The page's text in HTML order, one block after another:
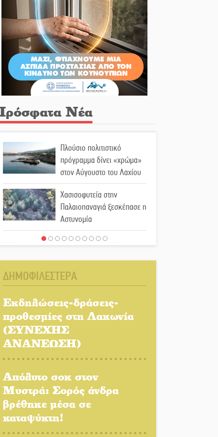
Νέα
Πλούσιο πολιτιστικό
πρόγραμμα δίνει «χρώμα»
στον Αύγουστο του Λαχίου
Χασισοφυτεία στην
Παλαιοπαναγιά ξεσκέπασε η
Αστυνομία
Μπαρόκ μελωδίες κάτω
Μονεμβασιάς
Διακοπή ρεύματος στο Έλος
Στο Γύθειο η Άντζελα
Νταλίκα έπεσε σε γκρεμό
στον Κλαδά: Νεκρός ο
48χρονος οδηγός
«Ανοιχτή Πόλη» απόψε η
ΔΗΜΟΦΙΛΕΣΤΕΡΑ
Εκδηλώσεις-δράσεις-
προθεσμίες στη Λακωνία
(ΣΥΝΕΧΗΣ
ΑΝΑΝΕΩΣΗ)
Απόλυτο σοκ στον
Μυστρά: Σορός άνδρα
βρέθηκε μέσα σε
καταψύκτη!